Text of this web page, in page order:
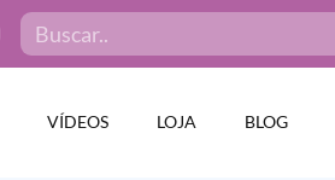
VÍDEOS LOJA BLOG